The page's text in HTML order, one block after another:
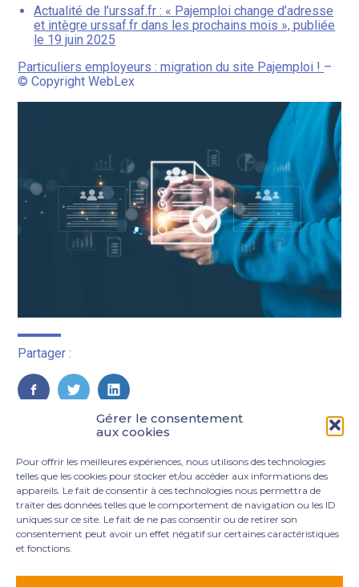
Gérer le consentement
aux cookies
Pour offrir les meilleures expériences, nous utilisons des technologies
telles que les cookies pour stocker et/ou accéder aux informations des
appareils. Le fait de consentir à ces technologies nous permettra de
traiter des données telles que le comportement de navigation ou les ID
uniques sur ce site. Le fait de ne pas consentir ou de retirer son
consentement peut avoir un effet négatif sur certaines caractéristiques
et fonctions.
Actualité de l’urssaf.fr : « Pajemploi change d’adresse
et intègre urssaf.fr dans les prochains mois », publiée
le 19 juin 2025
Particuliers employeurs : migration du site Pajemploi ! –
© Copyright WebLex
Partager :
FaceBook
TwitterLinkedIn
Principale
3 rue Marie Dupil – La Plaine Petit Manoir – 97232 Le